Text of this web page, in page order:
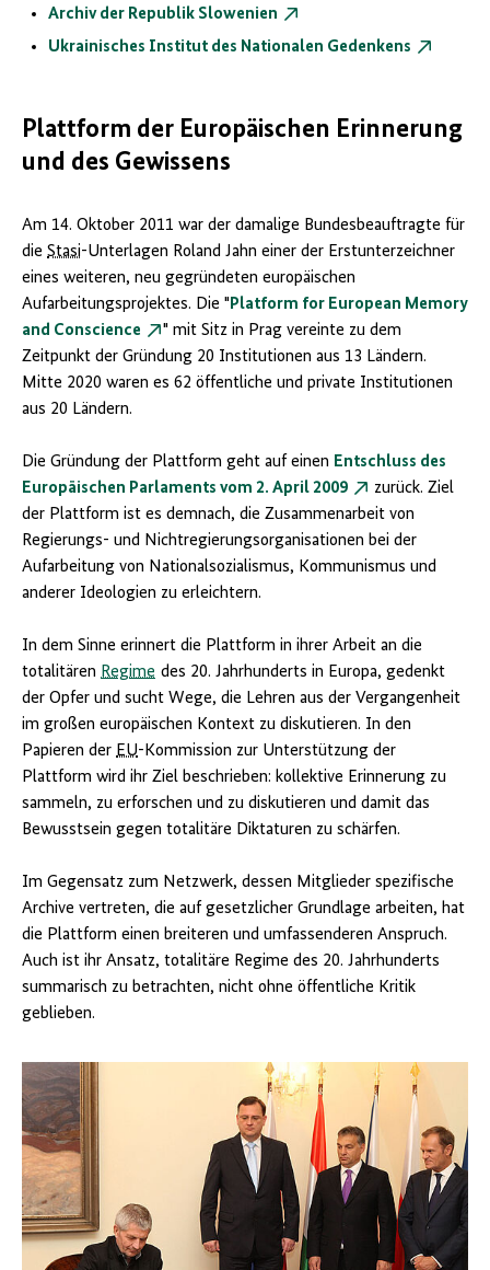
Archiv der Republik Slowenien
Ukrainisches Institut des Nationalen Gedenkens
Plattform der Europäischen Erinnerung
und des Gewissens
Am 14. Oktober 2011 war der damalige Bundesbeauftragte für
die Stasi-Unterlagen Roland Jahn einer der Erstunterzeichner
eines weiteren, neu gegründeten europäischen
Aufarbeitungsprojektes. Die " Platform for European Memory
and Conscience
" mit Sitz in Prag vereinte zu dem
Zeitpunkt der Gründung 20 Institutionen aus 13 Ländern.
Mitte 2020 waren es 62 öffentliche und private Institutionen
aus 20 Ländern.
Die Gründung der Plattform geht auf einen Entschluss des
Europäischen Parlaments vom 2. April 2009
zurück. Ziel
der Plattform ist es demnach, die Zusammenarbeit von
Regierungs- und Nichtregierungsorganisationen bei der
Aufarbeitung von Nationalsozialismus, Kommunismus und
anderer Ideologien zu erleichtern.
In dem Sinne erinnert die Plattform in ihrer Arbeit an die
totalitären Regime des 20. Jahrhunderts in Europa, gedenkt
der Opfer und sucht Wege, die Lehren aus der Vergangenheit
im großen europäischen Kontext zu diskutieren. In den
Papieren der EU-Kommission zur Unterstützung der
Plattform wird ihr Ziel beschrieben: kollektive Erinnerung zu
sammeln, zu erforschen und zu diskutieren und damit das
Bewusstsein gegen totalitäre Diktaturen zu schärfen.
Im Gegensatz zum Netzwerk, dessen Mitglieder spezifische
Archive vertreten, die auf gesetzlicher Grundlage arbeiten, hat
die Plattform einen breiteren und umfassenderen Anspruch.
Auch ist ihr Ansatz, totalitäre Regime des 20. Jahrhunderts
summarisch zu betrachten, nicht ohne öffentliche Kritik
geblieben.